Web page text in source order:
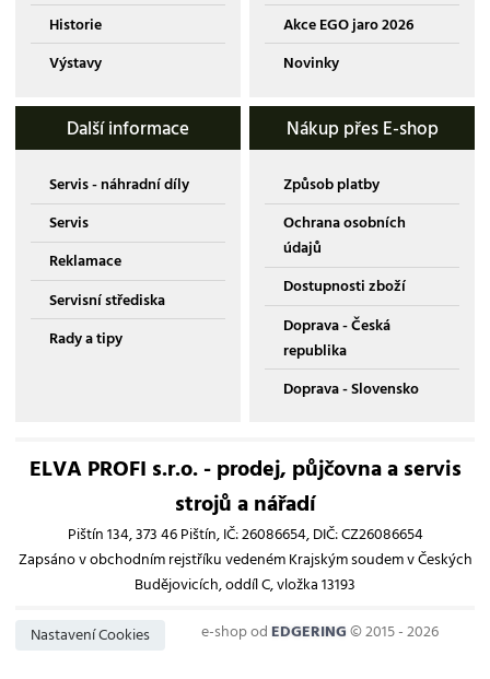
Historie
Výstavy
Akce EGO jaro 2026
Novinky
Další informace
Servis - náhradní díly
Servis
Reklamace
Servisní střediska
Rady a tipy
Nákup přes E-shop
Způsob platby
Ochrana osobních
údajů
Dostupnosti zboží
Doprava - Česká
republika
Doprava - Slovensko
ELVA PROFI s.r.o. - prodej, půjčovna a servis
strojů a nářadí
Pištín 134, 373 46 Pištín, IČ: 26086654, DIČ: CZ26086654
Zapsáno v obchodním rejstříku vedeném Krajským soudem v Českých
Budějovicích, oddíl C, vložka 13193
Nastavení Cookies e-shop odEDGERING© 2015 - 2026